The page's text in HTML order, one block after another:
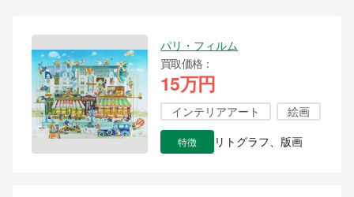
パリ・フィルム
買取価格
15万円
インテリアアート 絵画
特徴 リトグラフ、版画